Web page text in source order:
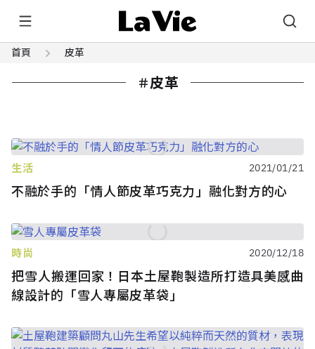
首頁 皮革
皮革
生活 2021/01/21
不融於手的「情人節皮革巧克力」融化對方的心
時尚 2020/12/18
把雪人搬運回家！日本土屋鞄製造所打造具美感曲
線設計的「雪人專屬皮革袋」